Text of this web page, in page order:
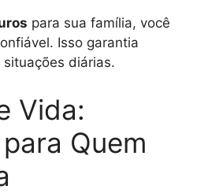
para sua família, você
Isso garantia
diárias.
Vida:
Quem